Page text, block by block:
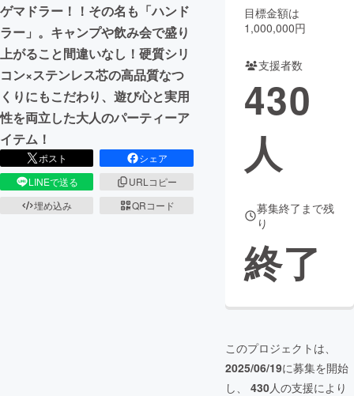
CAMPFIREふるさと納税machi-ya コミュニティ
ゲマドラー！！その名も「ハンド
ラー」。キャンプや飲み会で盛り
上がること間違いなし！硬質シリ
コン×ステンレス芯の高品質なつ
くりにもこだわり、遊び心と実用
性を両立した大人のパーティーア
イテム！
ポスト
シェア
LINEで送る
URLコピー
埋め込み
QRコード
目標金額は
1,000,000円
支援者数
430
人
募集終了まで残
り
終了
このプロジェクトは、
2025/06/19に募集を開始
し、 430人の支援により